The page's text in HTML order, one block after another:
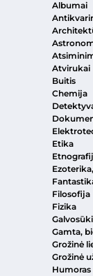
Albumai
Atvirukai
Buitis
Chemija
Etika
Filosofija
Fizika
Gamta,
Grožinė
Grožinė
Humoras